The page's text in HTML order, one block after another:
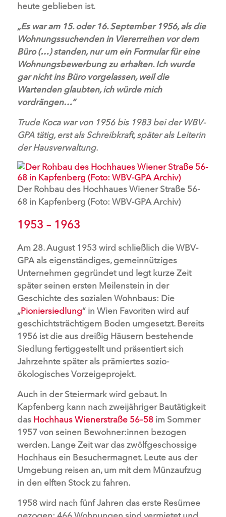
heute geblieben ist.
„Es war am 15. oder 16. September 1956, als die
Wohnungssuchenden in Viererreihen vor dem
Büro (…) standen, nur um ein Formular für eine
Wohnungsbewerbung zu erhalten. Ich wurde
gar nicht ins Büro vorgelassen, weil die
Wartenden glaubten, ich würde mich
vordrängen…“
Trude Koca war von 1956 bis 1983 bei der WBV-
GPA tätig, erst als Schreibkraft, später als Leiterin
der Hausverwaltung.
Der Rohbau des Hochhaues Wiener Straße 56-
68 in Kapfenberg (Foto: WBV-GPA Archiv)
1953 – 1963
Am 28. August 1953 wird schließlich die WBV-
GPA als eigenständiges, gemeinnütziges
Unternehmen gegründet und legt kurze Zeit
später seinen ersten Meilenstein in der
Geschichte des sozialen Wohnbaus: Die
„Pioniersiedlung“ in Wien Favoriten wird auf
geschichtsträchtigem Boden umgesetzt. Bereits
1956 ist die aus dreißig Häusern bestehende
Siedlung fertiggestellt und präsentiert sich
Jahrzehnte später als prämiertes sozio-
ökologisches Vorzeigeprojekt.
Auch in der Steiermark wird gebaut. In
Kapfenberg kann nach zweijähriger Bautätigkeit
das Hochhaus Wienerstraße 56–58im Sommer
1957 von seinen Bewohner:innen bezogen
werden. Lange Zeit war das zwölfgeschossige
Hochhaus ein Besuchermagnet. Leute aus der
Umgebung reisen an, um mit dem Münzaufzug
in den elften Stock zu fahren.
1958 wird nach fünf Jahren das erste Resümee